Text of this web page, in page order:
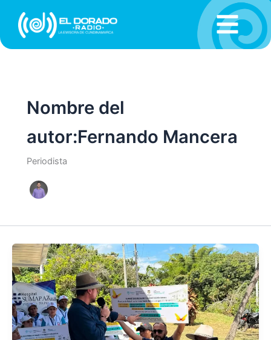
contenido
Nombre del
autor:Fernando Mancera
Periodista